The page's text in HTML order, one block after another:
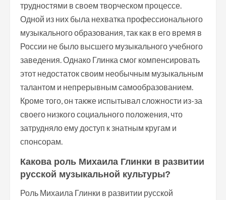
трудностями в своем творческом процессе.
Одной из них была нехватка профессионального
музыкального образования, так как в его время в
России не было высшего музыкального учебного
заведения. Однако Глинка смог компенсировать
этот недостаток своим необычным музыкальным
талантом и непрерывным самообразованием.
Кроме того, он также испытывал сложности из-за
своего низкого социального положения, что
затрудняло ему доступ к знатным кругам и
спонсорам.
Какова роль Михаила Глинки в развитии
русской музыкальной культуры?
Роль Михаила Глинки в развитии русской